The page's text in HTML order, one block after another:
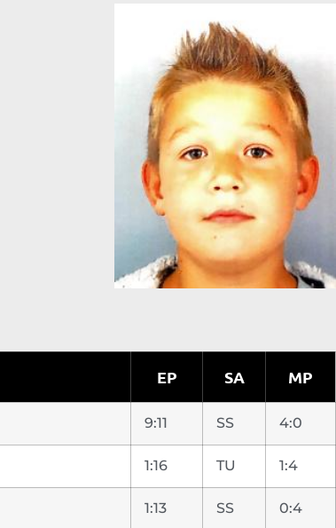
EP SA MP
9:11 SS 4:0
1:16 TU 1:4
1:13 SS 0:4